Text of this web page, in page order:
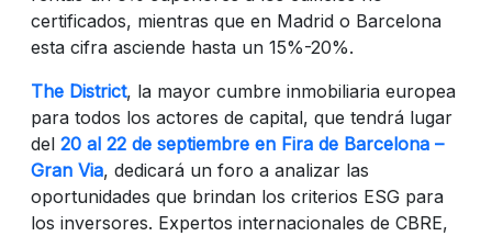
certificados, mientras que en Madrid o Barcelona
esta cifra asciende hasta un 15%-20%.
The District, la mayor cumbre inmobiliaria europea
para todos los actores de capital, que tendrá lugar
del 20 al 22 de septiembre en Fira de Barcelona –
Gran Via, dedicará un foro a analizar las
oportunidades que brindan los criterios ESG para
los inversores. Expertos internacionales de CBRE,